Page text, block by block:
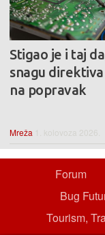
Stigao je i taj
snagu
na popravak
Mreža 1. kolovoza 2026.
Forum
Bug
Tourism,